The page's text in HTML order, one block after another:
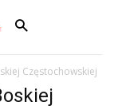
Częstochowskiej